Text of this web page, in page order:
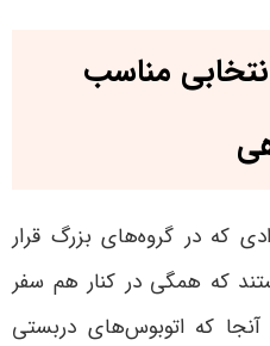
مناسب
که در گروه‌های بزرگ قرار
که همگی در کنار هم سفر
که اتوبوس‌های دربستی